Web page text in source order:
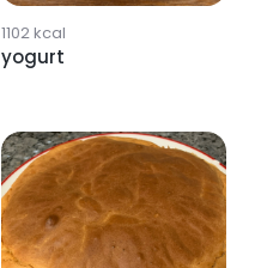
1102kcal
yogurt